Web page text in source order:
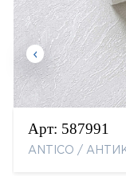
Арт: 587991
ANTICO /